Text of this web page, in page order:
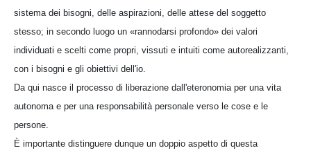
sistema dei bisogni, delle aspirazioni, delle attese del soggetto
stesso; in secondo luogo un «rannodarsi profondo» dei valori
individuati e scelti come propri, vissuti e intuiti come autorealizzanti,
con i bisogni e gli obiettivi dell'io.
Da qui nasce il processo di liberazione dall'eteronomia per una vita
autonoma e per una responsabilità personale verso le cose e le
persone.
È importante distinguere dunque un doppio aspetto di questa